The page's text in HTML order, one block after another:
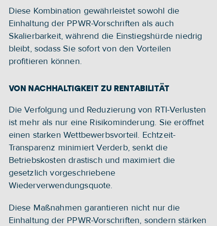
Diese Kombination gewährleistet sowohl die
Einhaltung der PPWR-Vorschriften als auch
Skalierbarkeit, während die Einstiegshürde niedrig
bleibt, sodass Sie sofort von den Vorteilen
profitieren können.
VON NACHHALTIGKEIT ZU RENTABILITÄT
Die Verfolgung und Reduzierung von RTI-Verlusten
ist mehr als nur eine Risikominderung. Sie eröffnet
einen starken Wettbewerbsvorteil. Echtzeit-
Transparenz minimiert Verderb, senkt die
Betriebskosten drastisch und maximiert die
gesetzlich vorgeschriebene
Wiederverwendungsquote.
Diese Maßnahmen garantieren nicht nur die
Einhaltung der PPWR-Vorschriften, sondern stärken